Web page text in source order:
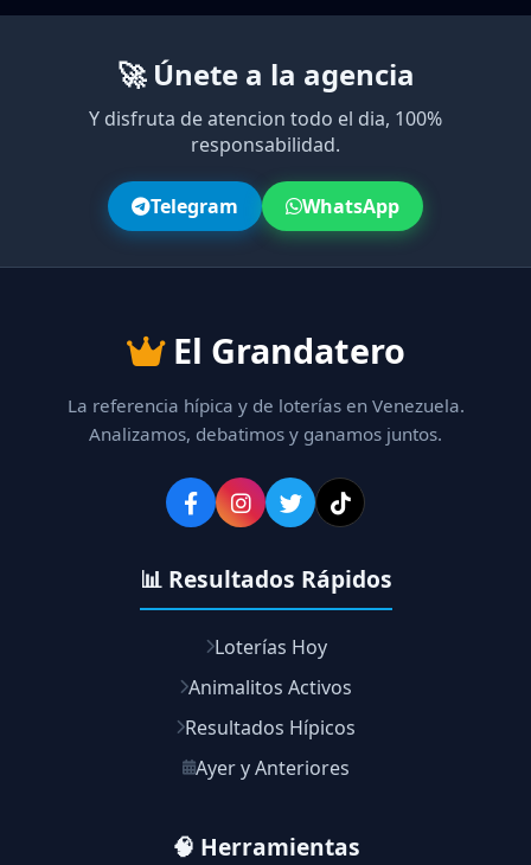
🚀 Únete a la agencia
Y disfruta de atencion todo el dia, 100%
responsabilidad.
Telegram WhatsApp
El Grandatero
La referencia hípica y de loterías en Venezuela.
Analizamos, debatimos y ganamos juntos.
📊 Resultados Rápidos
Loterías Hoy
Animalitos Activos
Resultados Hípicos
Ayer y Anteriores
🧠 Herramientas